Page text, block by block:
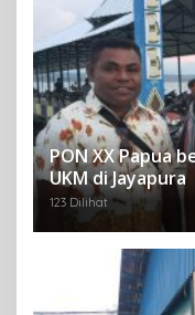
PON XX Papua
UKM di Jayapura
123 Dilihat